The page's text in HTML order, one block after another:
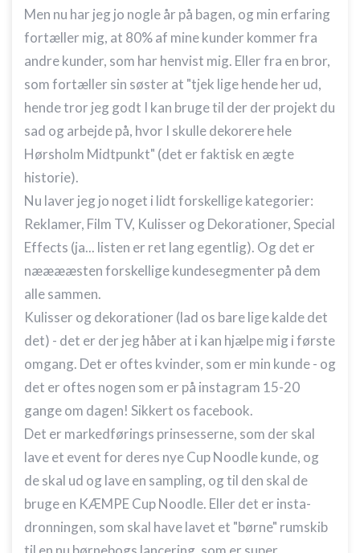
Men nu har jeg jo nogle år på bagen, og min erfaring
fortæller mig, at 80% af mine kunder kommer fra
andre kunder, som har henvist mig. Eller fra en bror,
som fortæller sin søster at "tjek lige hende her ud,
hende tror jeg godt I kan bruge til der der projekt du
sad og arbejde på, hvor I skulle dekorere hele
Hørsholm Midtpunkt" (det er faktisk en ægte
historie).
Nu laver jeg jo noget i lidt forskellige kategorier:
Reklamer, Film TV, Kulisser og Dekorationer, Special
Effects (ja... listen er ret lang egentlig). Og det er
nææææsten forskellige kundesegmenter på dem
alle sammen.
Kulisser og dekorationer (lad os bare lige kalde det
det) - det er der jeg håber at i kan hjælpe mig i første
omgang. Det er oftes kvinder, som er min kunde - og
det er oftes nogen som er på instagram 15-20
gange om dagen! Sikkert os facebook.
Det er markedførings prinsesserne, som der skal
lave et event for deres nye Cup Noodle kunde, og
de skal ud og lave en sampling, og til den skal de
bruge en KÆMPE Cup Noodle. Eller det er insta-
dronningen, som skal have lavet et "børne" rumskib